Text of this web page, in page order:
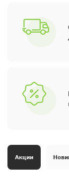
Акции